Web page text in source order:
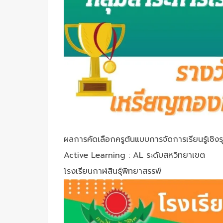
ผลการคัดเลือกครูต้นแบบการจัดการเรียนรู้เชิง
Active Learning : AL ระดับสหวิทยาเขต
โรงเรียนกาฬสินธุ์พิทยาสรรพ์